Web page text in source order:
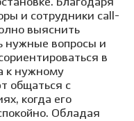
Благодаря
и сотрудники call-
выяснить
нужные вопросы и
в
к нужному
общаться с
когда его
Обладая